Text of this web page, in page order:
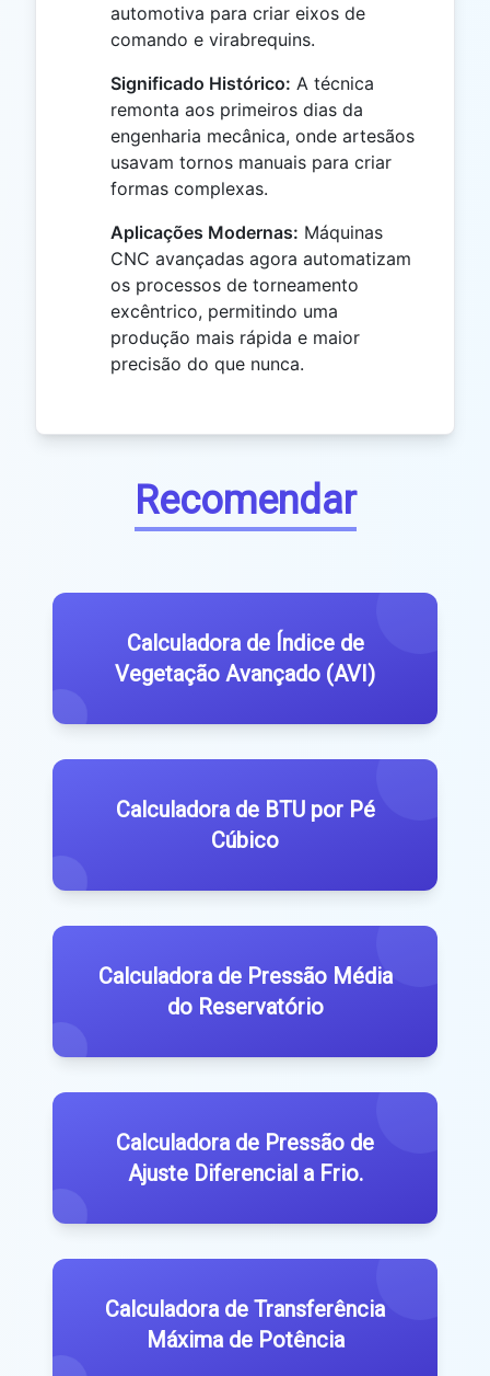
automotiva para criar eixos de
comando e virabrequins.
Significado Histórico: A técnica
remonta aos primeiros dias da
engenharia mecânica, onde artesãos
usavam tornos manuais para criar
formas complexas.
Aplicações Modernas: Máquinas
CNC avançadas agora automatizam
os processos de torneamento
excêntrico, permitindo uma
produção mais rápida e maior
precisão do que nunca.
Recomendar
Calculadora de Índice de
Vegetação Avançado (AVI)
Calculadora de BTU por Pé
Cúbico
Calculadora de Pressão Média
do Reservatório
Calculadora de Pressão de
Ajuste Diferencial a Frio.
Calculadora de Transferência
Máxima de Potência